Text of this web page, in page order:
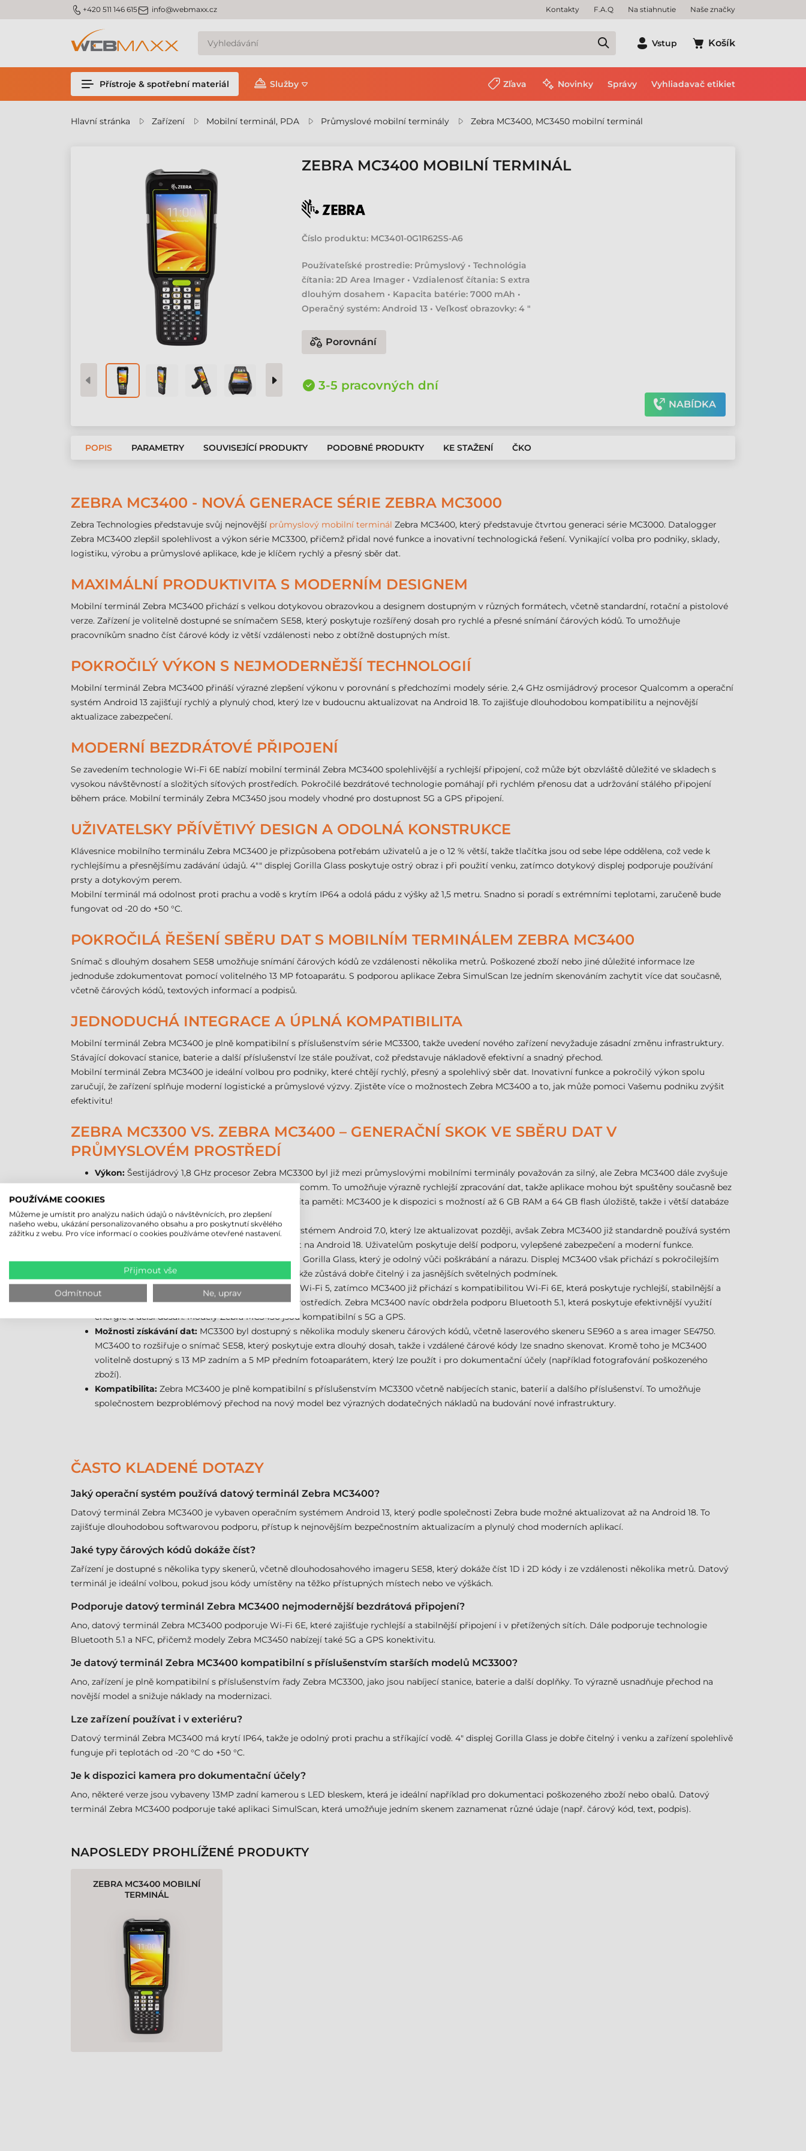
m_phone +420 511 146 615m_email info@webmaxx.cz Kontakty F.A.Q Na stiahnutie Naše značky
Vstup Košík
Přístroje & spotřební materiál Služby Zľava Novinky Správy Vyhliadavač etikiet
Hlavní stránka Zařízení Mobilní terminál, PDA Průmyslové mobilní terminály Zebra MC3400, MC3450 mobilní terminál
ZEBRA MC3400 MOBILNÍ TERMINÁL
Číslo produktu: MC3401-0G1R62SS-A6
Používateľské prostredie: Průmyslový • Technológia
čítania: 2D Area Imager • Vzdialenosť čítania: S extra
dlouhým dosahem • Kapacita batérie: 7000 mAh •
Operačný systém: Android 13 • Veľkosť obrazovky: 4 "
Porovnání
3-5 pracovných dní
NABÍDKA
POPIS PARAMETRY SOUVISEJÍCÍ PRODUKTY PODOBNÉ PRODUKTY KE STAŽENÍ ČKO
ZEBRA MC3400 - NOVÁ GENERACE SÉRIE ZEBRA MC3000
Zebra Technologies představuje svůj nejnovější průmyslový mobilní terminál Zebra MC3400, který představuje čtvrtou generaci série MC3000. Datalogger
Zebra MC3400 zlepšil spolehlivost a výkon série MC3300, přičemž přidal nové funkce a inovativní technologická řešení. Vynikající volba pro podniky, sklady,
logistiku, výrobu a průmyslové aplikace, kde je klíčem rychlý a přesný sběr dat.
MAXIMÁLNÍ PRODUKTIVITA S MODERNÍM DESIGNEM
Mobilní terminál Zebra MC3400 přichází s velkou dotykovou obrazovkou a designem dostupným v různých formátech, včetně standardní, rotační a pistolové
verze. Zařízení je volitelně dostupné se snímačem SE58, který poskytuje rozšířený dosah pro rychlé a přesné snímání čárových kódů. To umožňuje
pracovníkům snadno číst čárové kódy iz větší vzdálenosti nebo z obtížně dostupných míst.
POKROČILÝ VÝKON S NEJMODERNĚJŠÍ TECHNOLOGIÍ
Mobilní terminál Zebra MC3400 přináší výrazné zlepšení výkonu v porovnání s předchozími modely série. 2,4 GHz osmijádrový procesor Qualcomm a operační
systém Android 13 zajišťují rychlý a plynulý chod, který lze v budoucnu aktualizovat na Android 18. To zajišťuje dlouhodobou kompatibilitu a nejnovější
aktualizace zabezpečení.
MODERNÍ BEZDRÁTOVÉ PŘIPOJENÍ
Se zavedením technologie Wi-Fi 6E nabízí mobilní terminál Zebra MC3400 spolehlivější a rychlejší připojení, což může být obzvláště důležité ve skladech s
vysokou návštěvností a složitých síťových prostředích. Pokročilé bezdrátové technologie pomáhají při rychlém přenosu dat a udržování stálého připojení
během práce. Mobilní terminály Zebra MC3450 jsou modely vhodné pro dostupnost 5G a GPS připojení.
UŽIVATELSKY PŘÍVĚTIVÝ DESIGN A ODOLNÁ KONSTRUKCE
Klávesnice mobilního terminálu Zebra MC3400 je přizpůsobena potřebám uživatelů a je o 12 % větší, takže tlačítka jsou od sebe lépe oddělena, což vede k
rychlejšímu a přesnějšímu zadávání údajů. 4"" displej Gorilla Glass poskytuje ostrý obraz i při použití venku, zatímco dotykový displej podporuje používání
prsty a dotykovým perem.
Mobilní terminál má odolnost proti prachu a vodě s krytím IP64 a odolá pádu z výšky až 1,5 metru. Snadno si poradí s extrémními teplotami, zaručeně bude
fungovat od -20 do +50 °C.
POKROČILÁ ŘEŠENÍ SBĚRU DAT S MOBILNÍM TERMINÁLEM ZEBRA MC3400
Snímač s dlouhým dosahem SE58 umožňuje snímání čárových kódů ze vzdálenosti několika metrů. Poškozené zboží nebo jiné důležité informace lze
jednoduše zdokumentovat pomocí volitelného 13 MP fotoaparátu. S podporou aplikace Zebra SimulScan lze jedním skenováním zachytit více dat současně,
včetně čárových kódů, textových informací a podpisů.
JEDNODUCHÁ INTEGRACE A ÚPLNÁ KOMPATIBILITA
Mobilní terminál Zebra MC3400 je plně kompatibilní s příslušenstvím série MC3300, takže uvedení nového zařízení nevyžaduje zásadní změnu infrastruktury.
Stávající dokovací stanice, baterie a další příslušenství lze stále používat, což představuje nákladově efektivní a snadný přechod.
Mobilní terminál Zebra MC3400 je ideální volbou pro podniky, které chtějí rychlý, přesný a spolehlivý sběr dat. Inovativní funkce a pokročilý výkon spolu
zaručují, že zařízení splňuje moderní logistické a průmyslové výzvy. Zjistěte více o možnostech Zebra MC3400 a to, jak může pomoci Vašemu podniku zvýšit
efektivitu!
ZEBRA MC3300 VS. ZEBRA MC3400 – GENERAČNÍ SKOK VE SBĚRU DAT V
PRŮMYSLOVÉM PROSTŘEDÍ
Výkon: Šestijádrový 1,8 GHz procesor Zebra MC3300 byl již mezi průmyslovými mobilními terminály považován za silný, ale Zebra MC3400 dále zvyšuje
výkon s osmijádrovým 2,4 GHz procesorem Qualcomm. To umožňuje výrazně rychlejší zpracování dat, takže aplikace mohou být spuštěny současně bez
přerušení i při velké zátěži. Zvětšila se také kapacita paměti: MC3400 je k dispozici s možností až 6 GB RAM a 64 GB flash úložiště, takže i větší databáze
a složitější aplikace lze snadno zvládnout.
Operační systém:Zebra MC3300 se dodává se systémem Android 7.0, který lze aktualizovat později, avšak Zebra MC3400 již standardně používá systém
Android 13 a v budoucnu je možné jej upgradovat na Android 18. Uživatelům poskytuje delší podporu, vylepšené zabezpečení a moderní funkce.
Displej:Obě zařízení jsou vybavena 4"" displejem Gorilla Glass, který je odolný vůči poškrábání a nárazu. Displej MC3400 však přichází s pokročilejším
ovládáním jasu a ještě lepší viditelností venku, takže zůstává dobře čitelný i za jasnějších světelných podmínek.
Bezdrátová připojení:Zebra MC3300 podporuje Wi-Fi 5, zatímco MC3400 již přichází s kompatibilitou Wi-Fi 6E, která poskytuje rychlejší, stabilnější a
spolehlivější připojení i v přeplněných síťových prostředích. Zebra MC3400 navíc obdržela podporu Bluetooth 5.1, která poskytuje efektivnější využití
energie a delší dosah. Modely Zebra MC3450 jsou kompatibilní s 5G a GPS.
Možnosti získávání dat: MC3300 byl dostupný s několika moduly skeneru čárových kódů, včetně laserového skeneru SE960 a s area imager SE4750.
MC3400 to rozšiřuje o snímač SE58, který poskytuje extra dlouhý dosah, takže i vzdálené čárové kódy lze snadno skenovat. Kromě toho je MC3400
volitelně dostupný s 13 MP zadním a 5 MP předním fotoaparátem, který lze použít i pro dokumentační účely (například fotografování poškozeného
zboží).
Kompatibilita: Zebra MC3400 je plně kompatibilní s příslušenstvím MC3300 včetně nabíjecích stanic, baterií a dalšího příslušenství. To umožňuje
společnostem bezproblémový přechod na nový model bez výrazných dodatečných nákladů na budování nové infrastruktury.
ČASTO KLADENÉ DOTAZY
Jaký operační systém používá datový terminál Zebra MC3400?
Datový terminál Zebra MC3400 je vybaven operačním systémem Android 13, který podle společnosti Zebra bude možné aktualizovat až na Android 18. To
zajišťuje dlouhodobou softwarovou podporu, přístup k nejnovějším bezpečnostním aktualizacím a plynulý chod moderních aplikací.
Jaké typy čárových kódů dokáže číst?
Zařízení je dostupné s několika typy skenerů, včetně dlouhodosahového imageru SE58, který dokáže číst 1D i 2D kódy i ze vzdálenosti několika metrů. Datový
terminál je ideální volbou, pokud jsou kódy umístěny na těžko přístupných místech nebo ve výškách.
Podporuje datový terminál Zebra MC3400 nejmodernější bezdrátová připojení?
Ano, datový terminál Zebra MC3400 podporuje Wi-Fi 6E, které zajišťuje rychlejší a stabilnější připojení i v přetížených sítích. Dále podporuje technologie
Bluetooth 5.1 a NFC, přičemž modely Zebra MC3450 nabízejí také 5G a GPS konektivitu.
Je datový terminál Zebra MC3400 kompatibilní s příslušenstvím starších modelů MC3300?
Ano, zařízení je plně kompatibilní s příslušenstvím řady Zebra MC3300, jako jsou nabíjecí stanice, baterie a další doplňky. To výrazně usnadňuje přechod na
novější model a snižuje náklady na modernizaci.
Lze zařízení používat i v exteriéru?
Datový terminál Zebra MC3400 má krytí IP64, takže je odolný proti prachu a stříkající vodě. 4" displej Gorilla Glass je dobře čitelný i venku a zařízení spolehlivě
funguje při teplotách od -20 °C do +50 °C.
Je k dispozici kamera pro dokumentační účely?
Ano, některé verze jsou vybaveny 13MP zadní kamerou s LED bleskem, která je ideální například pro dokumentaci poškozeného zboží nebo obalů. Datový
terminál Zebra MC3400 podporuje také aplikaci SimulScan, která umožňuje jedním skenem zaznamenat různé údaje (např. čárový kód, text, podpis).
NAPOSLEDY PROHLÍŽENÉ PRODUKTY
ZEBRA MC3400 MOBILNÍ
TERMINÁL
POUŽÍVÁME COOKIES
Můžeme je umístit pro analýzu našich údajů o návštěvnících, pro zlepšení
našeho webu, ukázání personalizovaného obsahu a pro poskytnutí skvělého
zážitku z webu. Pro více informací o cookies používáme otevřené nastavení.
Přijmout vše
Odmítnout Ne, uprav